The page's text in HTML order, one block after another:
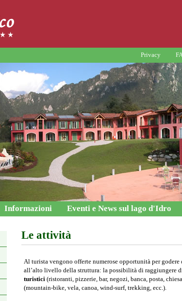
Privacy
Informazioni Eventi e News sul lago d'Idro
Le attività
Al turista vengono offerte numerose opportunità per
all’alto livello della struttura: la possibilità di raggiungere
turistici (ristoranti, pizzerie, bar, negozi, banca, posta,
(mountain-bike, vela, canoa, wind-surf, trekking, ecc.).